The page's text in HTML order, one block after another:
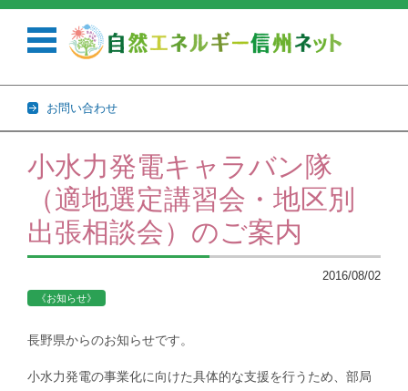
お問い合わせ
コンテンツに移動
小水力発電キャラバン隊
（適地選定講習会・地区別
出張相談会）のご案内
2016/08/02
《お知らせ》
長野県からのお知らせです。
小水力発電の事業化に向けた具体的な支援を行うため、部局